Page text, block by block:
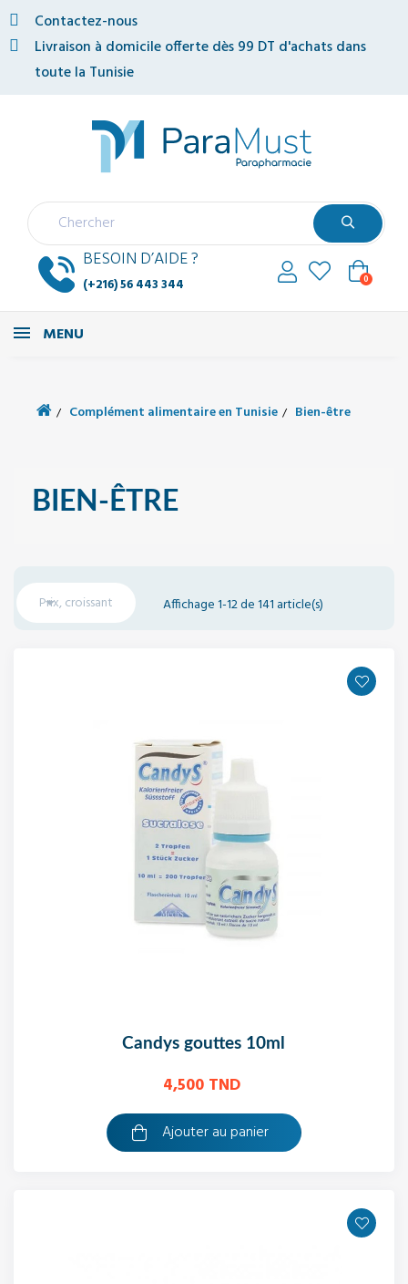
Contactez-nous
Livraison à domicile offerte dès 99 DT d'achats dans
toute la Tunisie
BESOIN D’AIDE ?
(+216) 56 443 344 0
MENU
Complément alimentaire en Tunisie Bien-être
BIEN-ÊTRE
Prix, croissant
 Affichage 1-12 de 141 article(s)
candys gouttes 10ml
4,500 TND
Ajouter au panier